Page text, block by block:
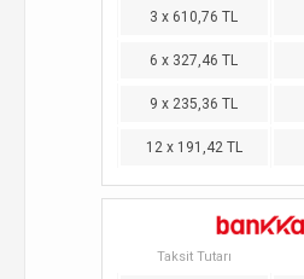
3 x 610,76 TL
6 x 327,46 TL
9 x 235,36 TL
12 x 191,42 TL
Taksit Tutarı